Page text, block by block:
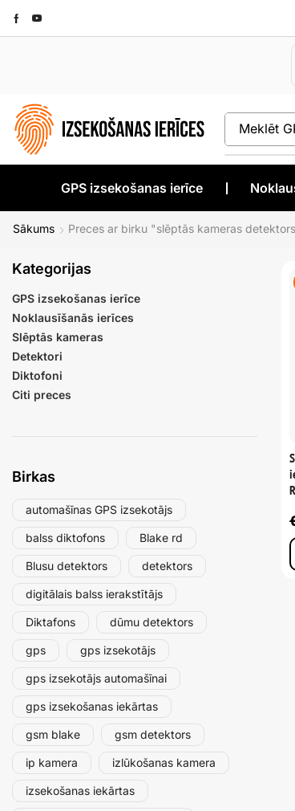
Meklēt
GPS izsekošanas ierīce ❘
Sākums Preces ar birku "slēptās kameras
Kategorijas
GPS izsekošanas ierīce
Noklausīšanās ierīces
Slēptās kameras
Detektori
Diktofoni
Citi preces
Birkas
automašīnas GPS izsekotājs
balss diktofons Blake rd
Blusu detektors detektors
digitālais balss ierakstītājs
Diktafons dūmu detektors
gps gps izsekotājs
gps izsekotājs automašīnai
gps izsekošanas iekārtas
gsm blake gsm detektors
ip kamera izlūkošanas kamera
izsekošanas iekārtas